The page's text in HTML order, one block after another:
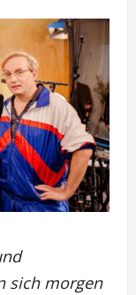
sich morgen